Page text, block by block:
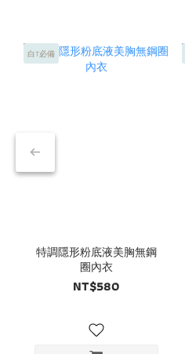
白T必備
特調隱形粉底液美胸無鋼
圈內衣
NT$580